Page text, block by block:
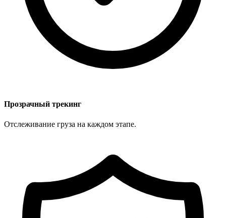
Прозрачный трекинг
Отслеживание груза на каждом этапе.